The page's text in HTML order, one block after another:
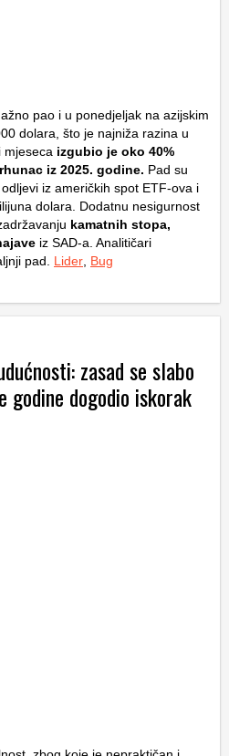
pao i u ponedjeljak na azijskim
dolara, što je najniža razina u
mjeseca izgubio je oko 40%
iz 2025. godine. Pad su
iz američkih spot ETF-ova i
dolara. Dodatnu nesigurnost
kamatnih stopa,
iz SAD-a. Analitičari
pad. Lider, Bug
zasad se slabo
dogodio iskorak